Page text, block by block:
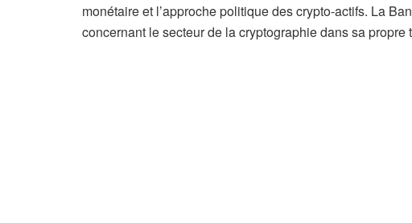
monétaire et l’approche politique des crypto-actifs. La
concernant le secteur de la cryptographie dans sa propre